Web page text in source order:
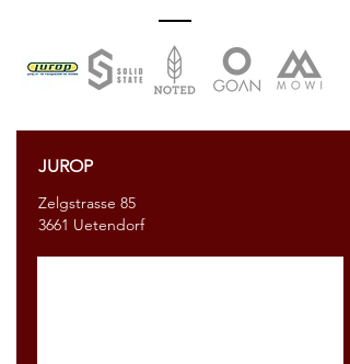
JUROP
Zelgstrasse 85
3661 Uetendorf